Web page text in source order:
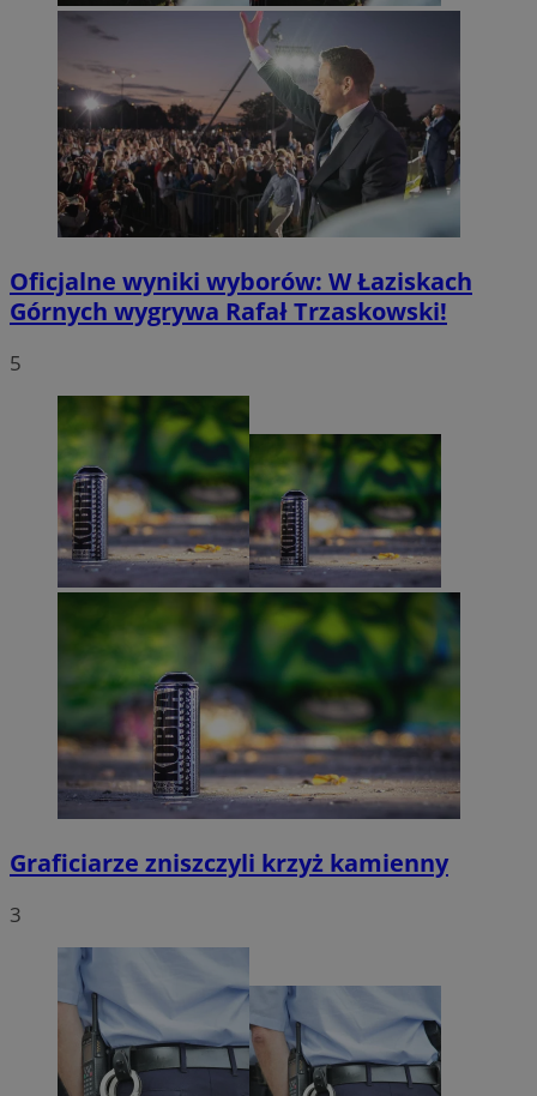
Oficjalne wyniki wyborów: W Łaziskach
Górnych wygrywa Rafał Trzaskowski!
5
Graficiarze zniszczyli krzyż kamienny
3